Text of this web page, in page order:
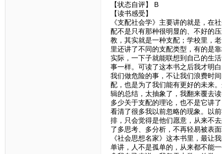
【状态自评】 B
【读书感受】
《支配社会学》主要讲的就是，在
配不是只有那种很明显的、不好的
教，其实就是一种支配；学校里，
里还讲了不同的支配类型，有的是
实际，一下子就能联想到自己的生
事一样。可读了这本书之后我才明
我们做危险的事，不让我们浪费时
配，也是为了我们能有更好的未来
辑的总结，太抽象了，我翻来覆去
多少关于支配的理论，也不是它讲
看清了很多我以前忽略的现象。以
排，只会觉得是他们愿意，从来不
了多思考、多分析，不再轻易被表
《社会思想名家》这本书里，最让
单讲，人不是孤单的，从来都不能